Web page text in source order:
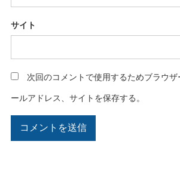
サイト
次回のコメントで使用するためブラウ
ールアドレス、サイトを保存する。